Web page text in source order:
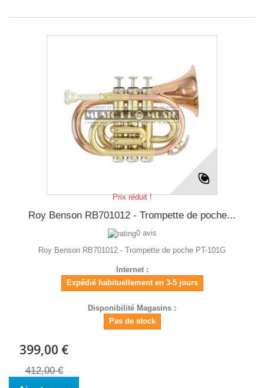
Prix réduit !
Roy Benson RB701012 - Trompette de poche...
0 avis
Roy Benson RB701012 - Trompette de poche PT-101G
Internet :
Expédié habituellement en 3-5 jours
Disponibilité Magasins :
Pas de stock
399,00 €
412,00 €